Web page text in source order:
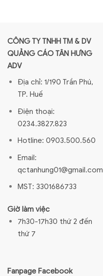
CÔNG TY TNHH TM & DV
QUẢNG CÁO TÂN HƯNG
ADV
Địa chỉ: 1/190 Trần Phú,
TP. Huế
Điện thoại:
0234.3827.823
Hotline: 0903.500.560
Email:
qctanhung01@gmail.com
MST: 3301686733
Giờ làm việc
7h30-17h30 thứ 2 đến
thứ 7
Fanpage Facebook